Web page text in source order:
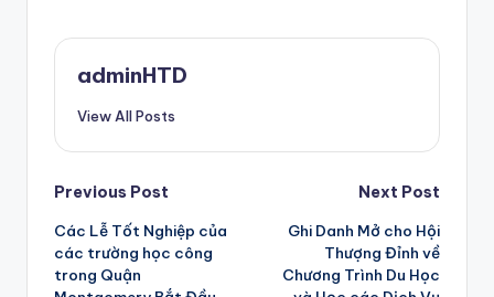
adminHTD
View All Posts
Post
navigation
Previous Post
Các Lễ Tốt Nghiệp của
các trường học công
trong Quận
Next Post
Ghi Danh Mở cho Hội
Thượng Đỉnh về
Chương Trình Du Học